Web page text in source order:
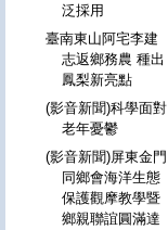
泛採用
臺南東山阿宅李建
志返鄉務農 種出
鳳梨新亮點
(影音新聞)科學面對
老年憂鬱
(影音新聞)屏東金門
同鄉會海洋生態
保護觀摩教學暨
鄉親聯誼圓滿達